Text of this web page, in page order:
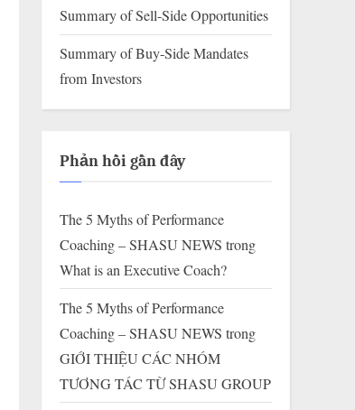
Summary of Sell-Side Opportunities
Summary of Buy-Side Mandates
from Investors
Phản hồi gần đây
The 5 Myths of Performance
Coaching – SHASU NEWS trong
What is an Executive Coach?
The 5 Myths of Performance
Coaching – SHASU NEWS trong
GIỚI THIỆU CÁC NHÓM
TƯƠNG TÁC TỪ SHASU GROUP